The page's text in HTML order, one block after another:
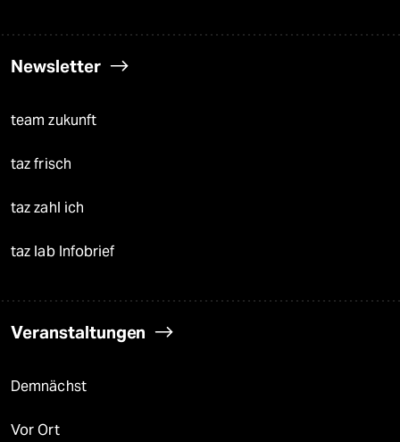
Newsletter
team zukunft
taz frisch
taz zahl ich
taz lab Infobrief
Veranstaltungen
Demnächst
Vor Ort